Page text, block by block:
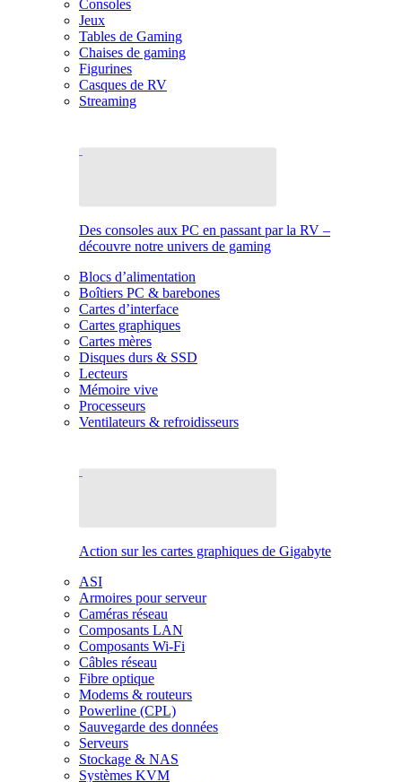
Consoles
Jeux
Tables de Gaming
Chaises de gaming
Figurines
Casques de RV
Streaming
Des consoles aux PC en passant par la RV –
découvre notre univers de gaming
Blocs d’alimentation
Boîtiers PC & barebones
Cartes d’interface
Cartes graphiques
Cartes mères
Disques durs & SSD
Lecteurs
Mémoire vive
Processeurs
Ventilateurs & refroidisseurs
Action sur les cartes graphiques de Gigabyte
ASI
Armoires pour serveur
Caméras réseau
Composants LAN
Composants Wi-Fi
Câbles réseau
Fibre optique
Modems & routeurs
Powerline (CPL)
Sauvegarde des données
Serveurs
Stockage & NAS
Systèmes KVM